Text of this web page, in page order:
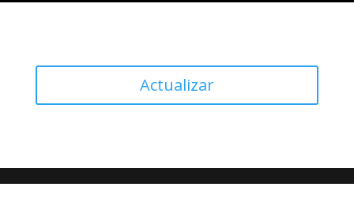
Actualizar